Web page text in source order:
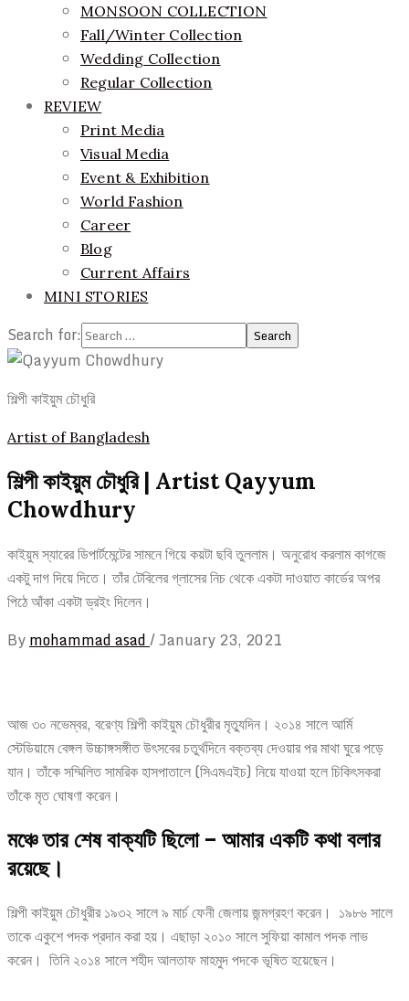
MONSOON COLLECTION
Fall/Winter Collection
Wedding Collection
Regular Collection
REVIEW
Print Media
Visual Media
Event & Exhibition
World Fashion
Career
Blog
Current Affairs
MINI STORIES
Search for:
শিল্পী কাইয়ুম চৌধুরি
Artist of Bangladesh
শিল্পী কাইয়ুম চৌধুরি | Artist Qayyum
Chowdhury
কাইয়ুম স্যারের ডিপার্টমেন্টের সামনে গিয়ে কয়টা ছবি তুললাম। অনুরোধ করলাম কাগজে
একটু দাগ দিয়ে দিতে। তাঁর টেবিলের গ্লাসের নিচ থেকে একটা দাওয়াত কার্ডের অপর
পিঠে আঁকা একটা ড্রইং দিলেন।
Bymohammad asad/January 23, 2021
আজ ৩০ নভেম্বর, বরেণ্য শিল্পী কাইয়ুম চৌধুরীর মৃত্যুদিন। ২০১৪ সালে আর্মি
স্টেডিয়ামে বেঙ্গল উচ্চাঙ্গসঙ্গীত উৎসবের চতুর্থদিনে বক্তব্য দেওয়ার পর মাথা ঘুরে পড়ে
যান। তাঁকে সম্মিলিত সামরিক হাসপাতালে (সিএমএইচ) নিয়ে যাওয়া হলে চিকিৎসকরা
তাঁকে মৃত ঘোষণা করেন।
মঞ্চে তার শেষ বাক্যটি ছিলো – আমার একটি কথা বলার
রয়েছে।
শিল্পী কাইয়ুম চৌধুরীর ১৯৩২ সালে ৯ মার্চ ফেনী জেলায় জন্মগ্রহণ করেন। ১৯৮৬ সালে
তাকে একুশে পদক প্রদান করা হয়। এছাড়া ২০১০ সালে সুফিয়া কামাল পদক লাভ
করেন। তিনি ২০১৪ সালে শহীদ আলতাফ মাহমুদ পদকে ভূষিত হয়েছেন।